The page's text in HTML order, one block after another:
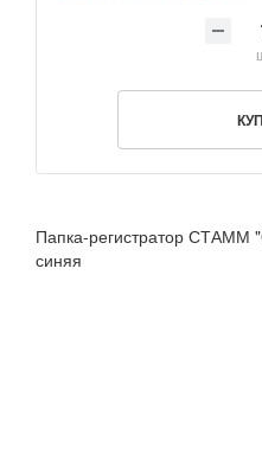
Папка-регистратор
синяя